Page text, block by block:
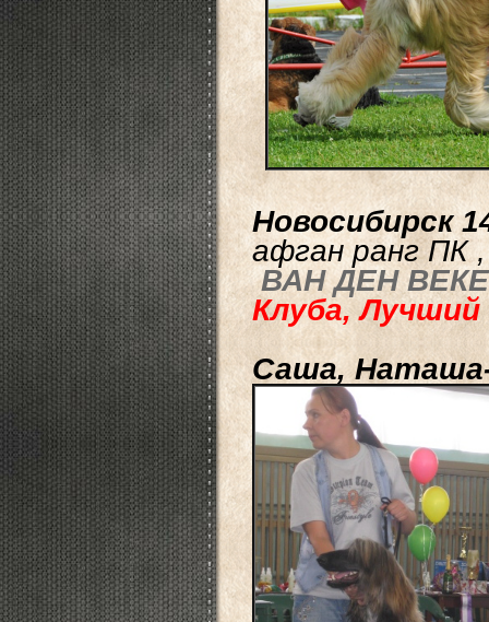
Новосибирск
афган ранг ПК
ВАН ДЕН
Клуба,
Саша,